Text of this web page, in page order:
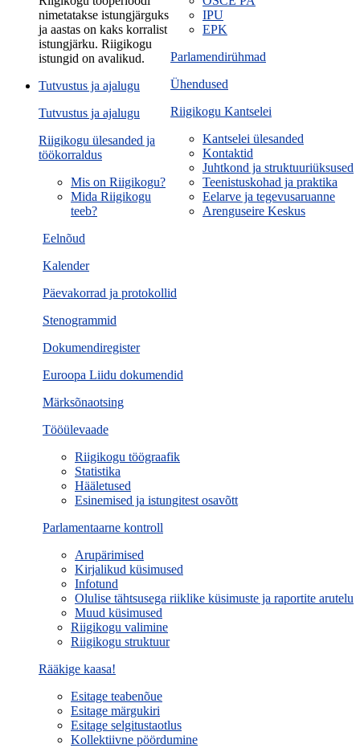
IPU
EPK
Parlamendirühmad
Ühendused
Riigikogu Kantselei
Kantselei ülesanded
Kontaktid
Juhtkond ja struktuuriüksused
Teenistuskohad ja praktika
Eelarve ja tegevusaruanne
Arenguseire Keskus
nimetatakse istungjärguks
ja aastas on kaks korralist
istungjärku. Riigikogu
istungid on avalikud.
Eelnõud
Kalender
Päevakorrad ja protokollid
Stenogrammid
Dokumendiregister
Euroopa Liidu dokumendid
Märksõnaotsing
Tööülevaade
Riigikogu töögraafik
Statistika
Hääletused
Esinemised ja istungitest osavõtt
Parlamentaarne kontroll
Arupärimised
Kirjalikud küsimused
Infotund
Olulise tähtsusega riiklike küsimuste ja raportite arutelu
Muud küsimused
Tutvustus ja ajalugu
Tutvustus ja ajalugu
Riigikogu ülesanded ja
töökorraldus
Mis on Riigikogu?
Mida Riigikogu
teeb?
Riigikogu valimine
Riigikogu struktuur
Rääkige kaasa!
Esitage teabenõue
Esitage märgukiri
Esitage selgitustaotlus
Kollektiivne pöördumine